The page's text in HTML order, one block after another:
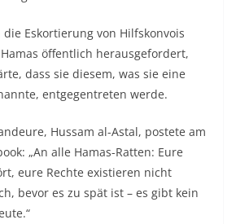
Eskortierung von Hilfskonvois
öffentlich herausgefordert,
dass sie diesem, was sie eine
entgegentreten werde.
Hussam al-Astal, postete am
„An alle Hamas-Ratten: Eure
eure Rechte existieren nicht
bevor es zu spät ist – es gibt kein